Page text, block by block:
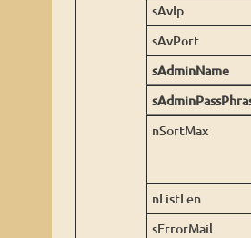
sAvIp
sAvPort
sAdminName
nSortMax
nListLen
sErrorMail